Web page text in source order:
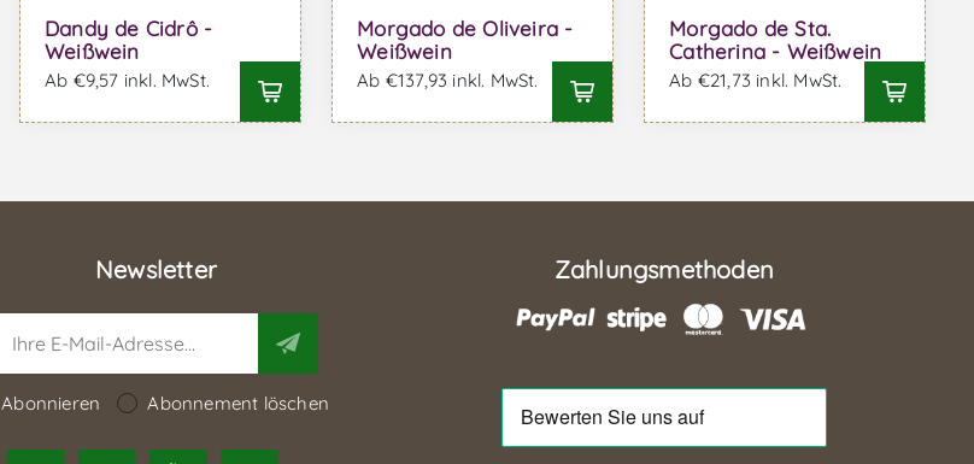
Dandy de Cidrô -
Weißwein
Ab €9,57 inkl. MwSt.
Morgado de Oliveira -
Weißwein
Ab €137,93 inkl. MwSt.
Morgado de Sta.
Catherina - Weißwein
Ab €21,73 inkl. MwSt.
Newsletter
Abonnieren Abonnement löschen
Zahlungsmethoden